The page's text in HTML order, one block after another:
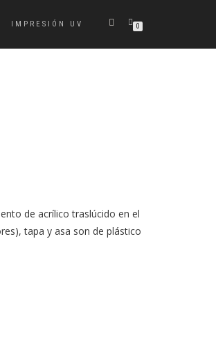
IMPRESIÓN UV 0
de acrílico traslúcido en el
tapa y asa son de plástico